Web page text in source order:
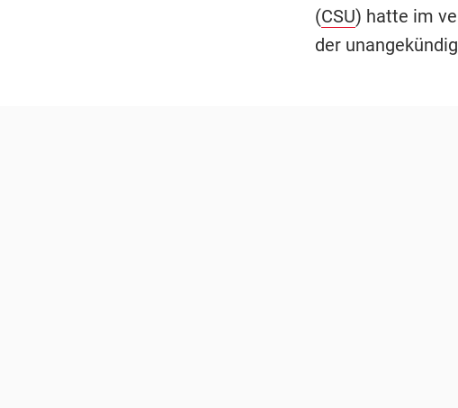
(CSU) hatte im
der